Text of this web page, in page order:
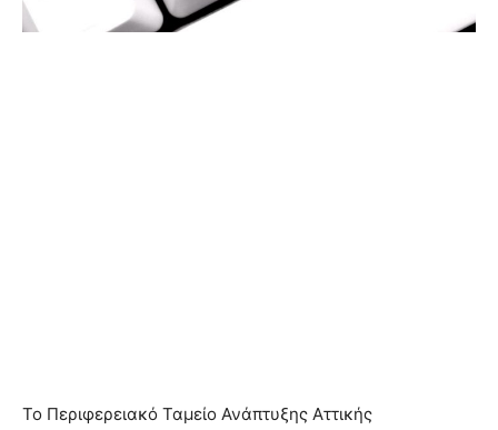
Το Περιφερειακό Ταμείο Ανάπτυξης Αττικής